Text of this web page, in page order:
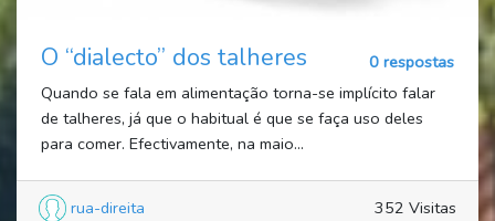
O “dialecto” dos talheres
0 respostas
Quando se fala em alimentação torna-se implícito falar
de talheres, já que o habitual é que se faça uso deles
para comer. Efectivamente, na maio...
rua-direita 352 Visitas